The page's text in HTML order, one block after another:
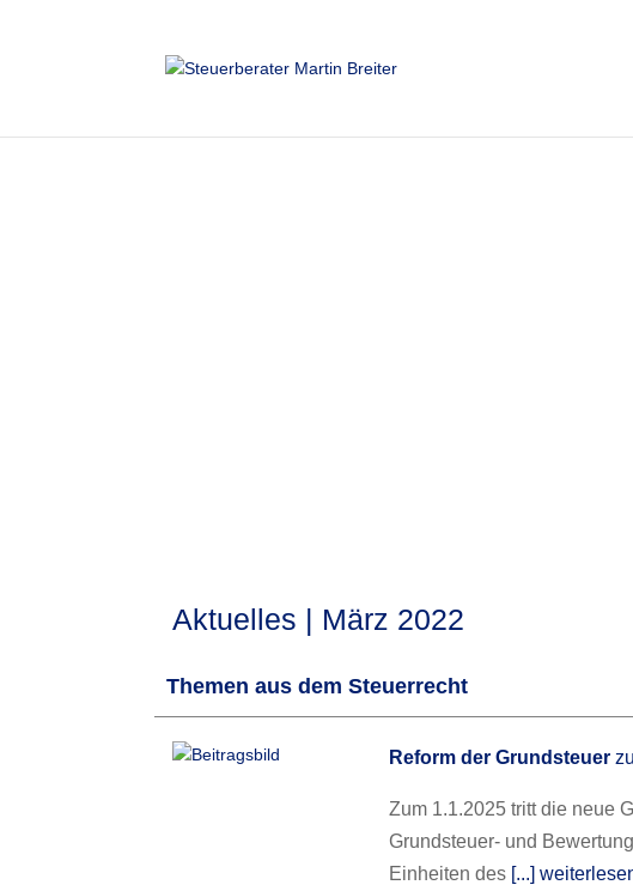
Aktuelles | März 2022
Themen aus dem Steuerrecht
Reform der Grundsteuer
Zum 1.1.2025 tritt die neue
Grundsteuer- und
Einheiten des [...]